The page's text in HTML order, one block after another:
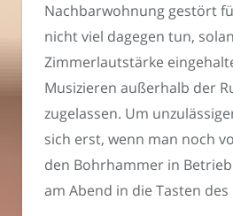
Nachbarwohnung gestört
nicht viel dagegen tun,
Zimmerlautstärke
Musizieren außerhalb der
zugelassen. Um
sich erst, wenn man noch
den Bohrhammer in
am Abend in die Tasten